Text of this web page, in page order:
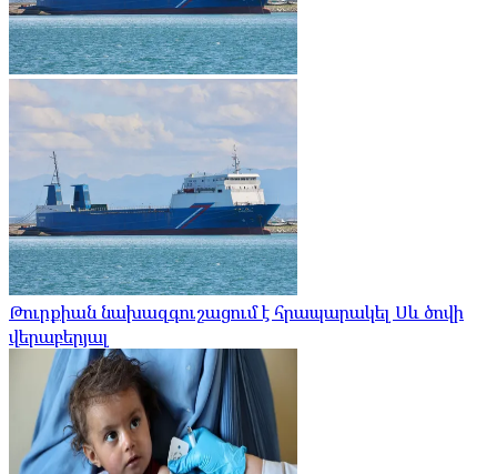
Թուրքիան նախազգուշացում է հրապարակել Սև ծովի
վերաբերյալ